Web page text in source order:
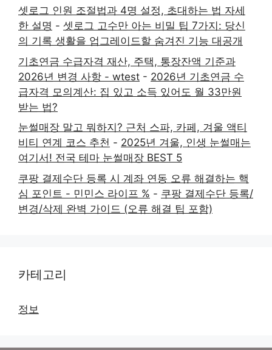
셋로그 인원 조절법과 4명 설정, 초대하는 법 자세
한 설명 - 셋로그 고수만 아는 비밀 팁 7가지: 당신
의 기록 생활을 업그레이드할 숨겨진 기능 대공개
기초연금 수급자격 재산, 주택, 통장잔액 기준과
2026년 변경 사항 - wtest - 2026년 기초연금 수
급자격 모의계산: 집 있고 소득 있어도 월 33만원
받는 법?
눈썰매장 말고 뭐하지? 근처 스파, 카페, 겨울 액티
비티 연계 코스 추천 - 2025년 겨울, 인생 눈썰매는
여기서! 전국 테마 눈썰매장 BEST 5
쿠팡 결제수단 등록 시 계좌 연동 오류 해결하는 핵
심 포인트 - 민민스 라이프 % - 쿠팡 결제수단 등록/
변경/삭제 완벽 가이드 (오류 해결 팁 포함)
카테고리
정보